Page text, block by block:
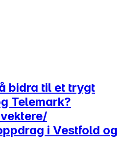
bidra til et trygt
Telemark?
i Vestfold og